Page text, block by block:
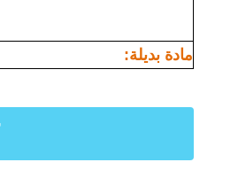
مادة بديلة: